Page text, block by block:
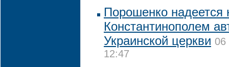
Порошенко надеется
Константинополем
Украинской церкви 06
12:47